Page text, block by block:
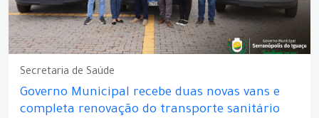
Secretaria de Saúde
Governo Municipal recebe duas novas vans e
completa renovação do transporte sanitário